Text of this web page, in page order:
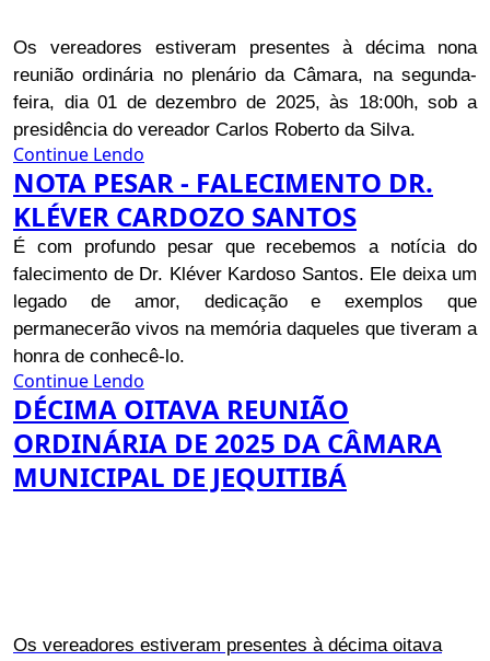
Os vereadores estiveram presentes à décima nona
reunião ordinária no plenário da Câmara, na segunda-
feira, dia 01 de dezembro de 2025, às 18:00h, sob a
presidência do vereador Carlos Roberto da Silva.
Continue Lendo
NOTA PESAR - FALECIMENTO DR.
KLÉVER CARDOZO SANTOS
É com profundo pesar que recebemos a notícia do
falecimento de Dr. Kléver Kardoso Santos. Ele deixa um
legado de amor, dedicação e exemplos que
permanecerão vivos na memória daqueles que tiveram a
honra de conhecê-lo.
Continue Lendo
DÉCIMA OITAVA REUNIÃO
ORDINÁRIA DE 2025 DA CÂMARA
MUNICIPAL DE JEQUITIBÁ
Os vereadores estiveram presentes à décima oitava